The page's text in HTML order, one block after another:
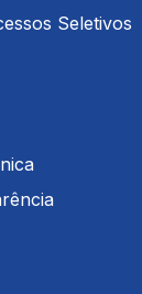
Seletivos